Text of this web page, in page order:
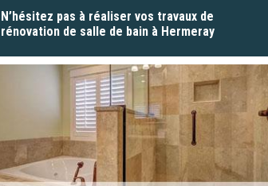
N’hésitez pas à réaliser vos travaux de
rénovation de salle de bain à Hermeray